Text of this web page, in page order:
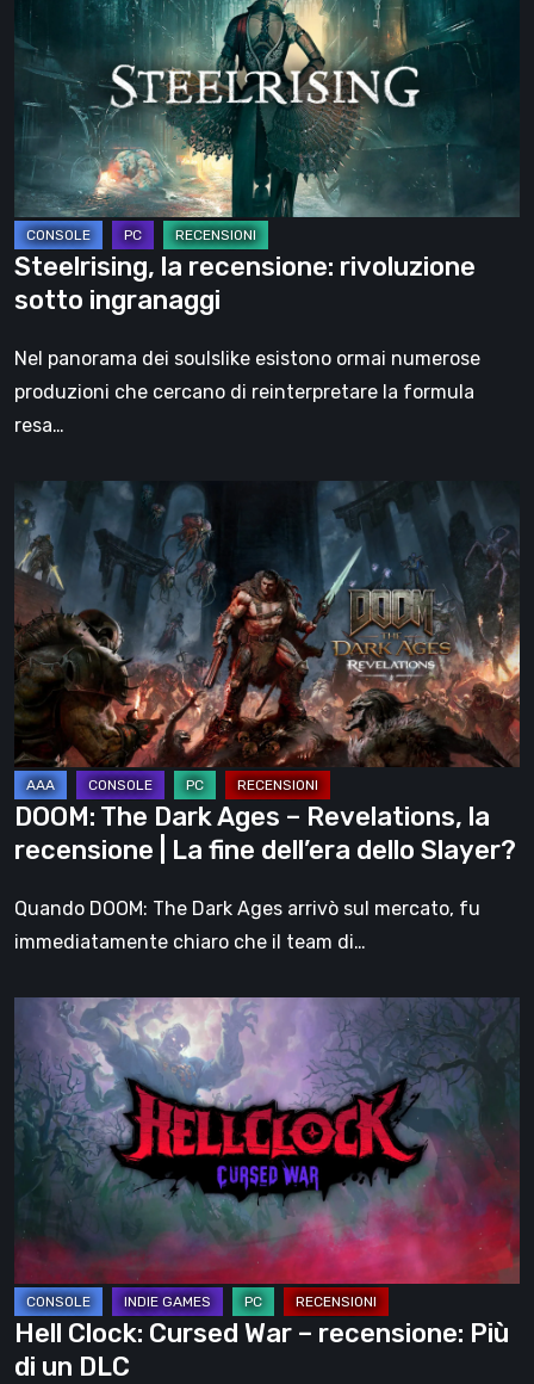
recensione:
rivoluzione
sotto
ingranaggi
Steelrising, la recensione: rivoluzione
sotto ingranaggi
Nel panorama dei soulslike esistono ormai numerose
produzioni che cercano di reinterpretare la formula
resa…
DOOM:
The
Dark
Ages
–
Revelations,
la
recensione
|
La
fine
dell’era
dello
Slayer?
DOOM: The Dark Ages – Revelations, la
recensione | La fine dell’era dello Slayer?
Quando DOOM: The Dark Ages arrivò sul mercato, fu
immediatamente chiaro che il team di…
Clock:
Cursed
War
–
recensione:
di
un
DLC
Hell Clock: Cursed War – recensione: Più
di un DLC